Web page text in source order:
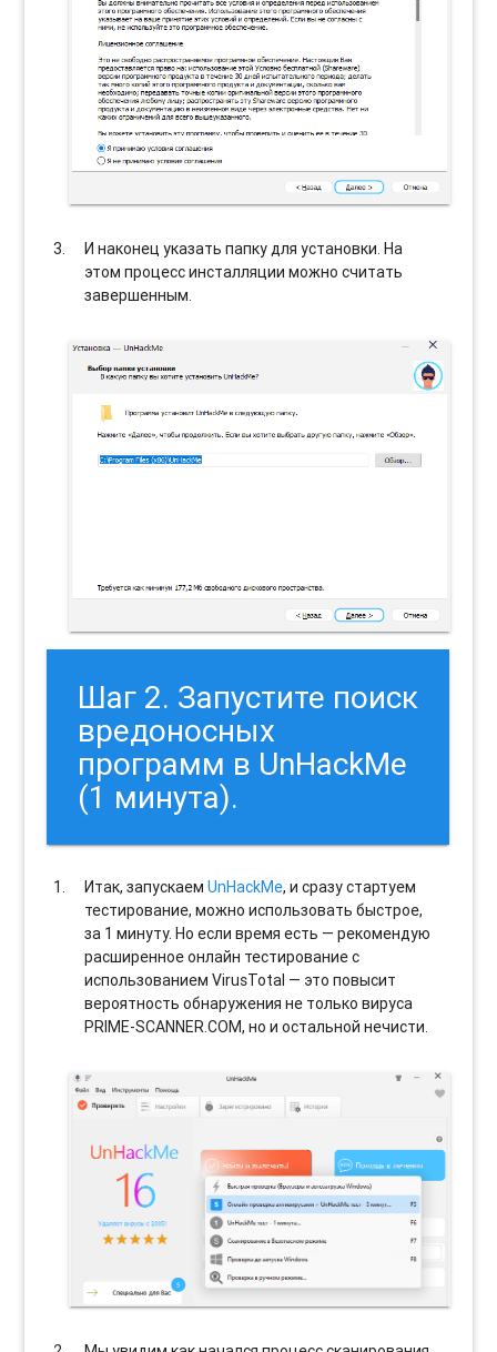
И наконец указать папку для установки. На
этом процесс инсталляции можно считать
завершенным.
Шаг 2. Запустите поиск
вредоносных
программ в UnHackMe
(1 минута).
Итак, запускаемUnHackMe, и сразу стартуем
тестирование, можно использовать быстрое,
за 1 минуту. Но если время есть — рекомендую
расширенное онлайн тестирование с
использованием VirusTotal — это повысит
вероятность обнаружения не только вируса
PRIME-SCANNER.COM, но и остальной нечисти.